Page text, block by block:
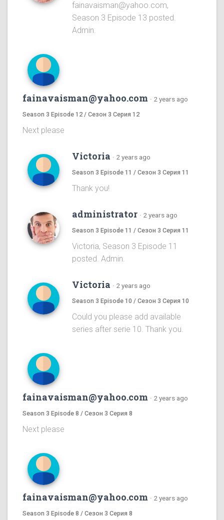
fainavaisman@yahoo.com,
Season 3 Episode 13 posted.
Admin.
fainavaisman@yahoo.com · 2 years ago
Season 3 Episode 12 / Сезон 3 Серия 12
Next please
Victoria · 2 years ago
Season 3 Episode 11 / Сезон 3 Серия 11
Thank you!
administrator · 2 years ago
Season 3 Episode 11 / Сезон 3 Серия 11
Victoria, Season 3 Episode 11
posted. Admin.
Victoria · 2 years ago
Season 3 Episode 10 / Сезон 3 Серия 10
Could you please add available
series after serie 10. Thank you.
fainavaisman@yahoo.com · 2 years ago
Season 3 Episode 8 / Сезон 3 Серия 8
Next please
fainavaisman@yahoo.com · 2 years ago
Season 3 Episode 8 / Сезон 3 Серия 8